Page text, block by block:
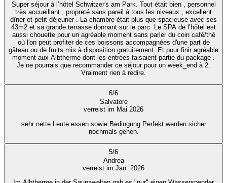
Super séjour à l’hôtel Schwitzer's am Park. Tout était bien , personnel
très accueillant , propreté sans pareil à tous les niveaux , excellent
dîner et petit déjeuner . La chambre était plus que spacieuse avec ses
43m2 et sa grande terrasse donnant sur le parc .Le SPA de l’hôtel est
aussi chouette pour un agréable moment sans parler du coin café/thé
où l'on peut profiter de ces boissons accompagnées d'une part de
gâteau ou de fruits mis à disposition gratuitement. Et pour finir agréable
moment aux Albtherme dont les entrées faisaient partie du package .
Je ne pourrais que recommander ce séjour pour un week_end à 2.
Vraiment rien à redire.
6/6
Salvatore
verreist im Mai 2026
sehr nette Leute essen sowie Bedingung Perfekt werden sicher
nochmals gehen.
5/6
Andrea
verreist im Jan. 2026